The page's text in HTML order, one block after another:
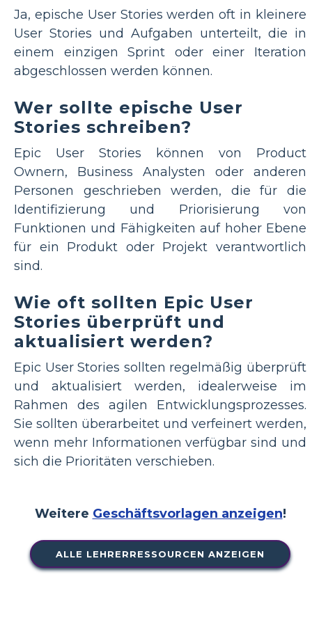
Ja, epische User Stories werden oft in kleinere
User Stories und Aufgaben unterteilt, die in
einem einzigen Sprint oder einer Iteration
abgeschlossen werden können.
Wer sollte epische User
Stories schreiben?
Epic User Stories können von Product
Ownern, Business Analysten oder anderen
Personen geschrieben werden, die für die
Identifizierung und Priorisierung von
Funktionen und Fähigkeiten auf hoher Ebene
für ein Produkt oder Projekt verantwortlich
sind.
Wie oft sollten Epic User
Stories überprüft und
aktualisiert werden?
Epic User Stories sollten regelmäßig überprüft
und aktualisiert werden, idealerweise im
Rahmen des agilen Entwicklungsprozesses.
Sie sollten überarbeitet und verfeinert werden,
wenn mehr Informationen verfügbar sind und
sich die Prioritäten verschieben.
Weitere Geschäftsvorlagen anzeigen!
ALLE LEHRERRESSOURCEN ANZEIGEN